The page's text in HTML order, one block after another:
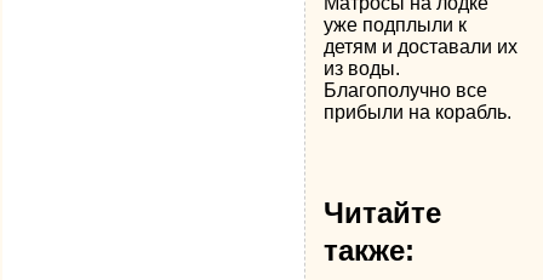
уже подплыли к
детям и доставали их
из воды.
Благополучно все
прибыли на корабль.
Читайте
также: